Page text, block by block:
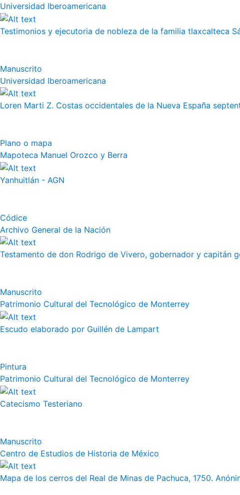
Universidad Iberoamericana
Testimonios y ejecutoria de nobleza de la familia tlaxcalteca
Manuscrito
Universidad Iberoamericana
Loren Marti Z. Costas occidentales de la Nueva España
Plano o mapa
Mapoteca Manuel Orozco y Berra
Yanhuitlán - AGN
Códice
Archivo General de la Nación
Testamento de don Rodrigo de Vivero, gobernador y capitán
Manuscrito
Patrimonio Cultural del Tecnológico de Monterrey
Escudo elaborado por Guillén de Lampart
Pintura
Patrimonio Cultural del Tecnológico de Monterrey
Catecismo Testeriano
Manuscrito
Centro de Estudios de Historia de México
Mapa de los cerros del Real de Minas de Pachuca, 1750.